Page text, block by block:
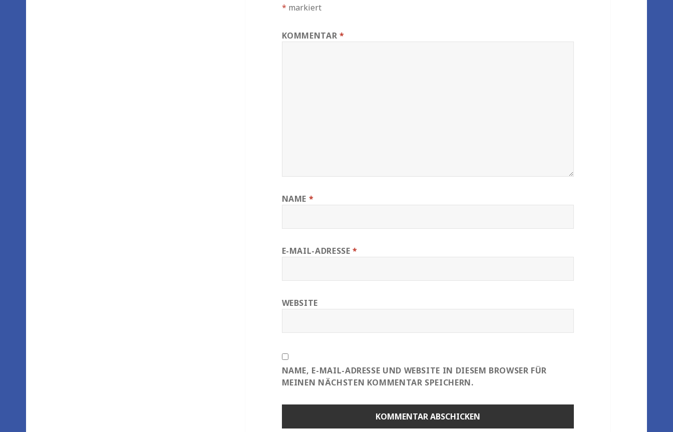
* markiert
KOMMENTAR *
NAME *
E-MAIL-ADRESSE*
WEBSITE
NAME, E-MAIL-ADRESSE UND WEBSITE IN DIESEM BROWSER FÜR
MEINEN NÄCHSTEN KOMMENTAR SPEICHERN.